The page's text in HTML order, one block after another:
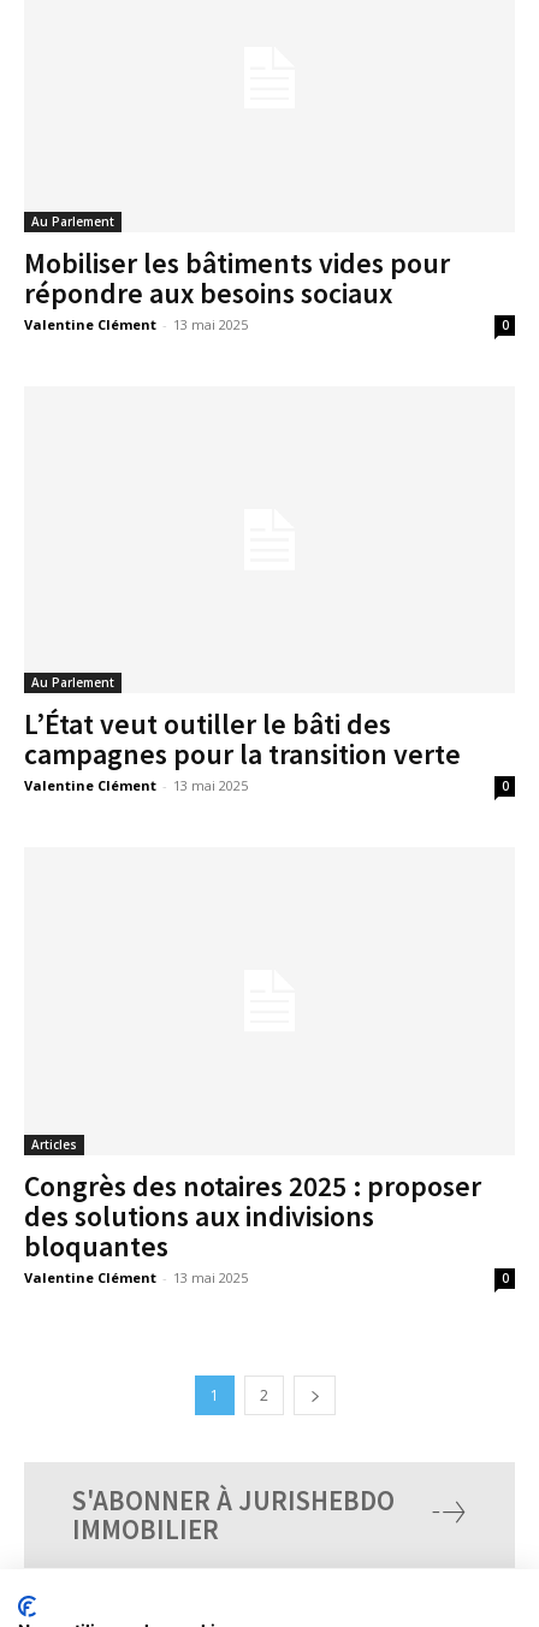
Au Parlement
Mobiliser les bâtiments vides pour
répondre aux besoins sociaux
Valentine Clément - 13 mai 2025 0
Au Parlement
L’État veut outiller le bâti des
campagnes pour la transition verte
Valentine Clément - 13 mai 2025 0
Articles
Congrès des notaires 2025 : proposer
des solutions aux indivisions
bloquantes
Valentine Clément - 13 mai 2025 0
1 2
S'ABONNER À JURISHEBDO
IMMOBILIER